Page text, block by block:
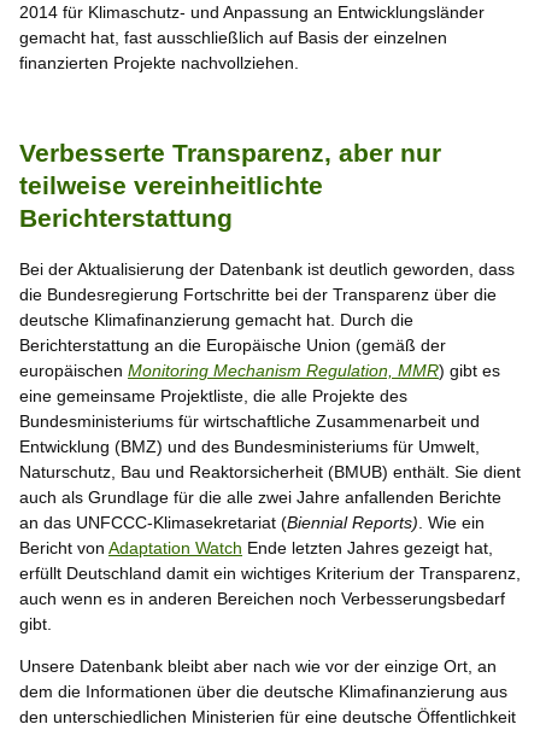
2014 für Klimaschutz- und Anpassung an Entwicklungsländer
gemacht hat, fast ausschließlich auf Basis der einzelnen
finanzierten Projekte nachvollziehen.
Verbesserte Transparenz, aber nur
teilweise vereinheitlichte
Berichterstattung
Bei der Aktualisierung der Datenbank ist deutlich geworden, dass
die Bundesregierung Fortschritte bei der Transparenz über die
deutsche Klimafinanzierung gemacht hat. Durch die
Berichterstattung an die Europäische Union (gemäß der
europäischen Monitoring Mechanism Regulation, MMR) gibt es
eine gemeinsame Projektliste, die alle Projekte des
Bundesministeriums für wirtschaftliche Zusammenarbeit und
Entwicklung (BMZ) und des Bundesministeriums für Umwelt,
Naturschutz, Bau und Reaktorsicherheit (BMUB) enthält. Sie dient
auch als Grundlage für die alle zwei Jahre anfallenden Berichte
an das UNFCCC-Klimasekretariat (Biennial Reports) . Wie ein
Bericht von Adaptation Watch Ende letzten Jahres gezeigt hat,
erfüllt Deutschland damit ein wichtiges Kriterium der Transparenz,
auch wenn es in anderen Bereichen noch Verbesserungsbedarf
gibt.
Unsere Datenbank bleibt aber nach wie vor der einzige Ort, an
dem die Informationen über die deutsche Klimafinanzierung aus
den unterschiedlichen Ministerien für eine deutsche Öffentlichkeit